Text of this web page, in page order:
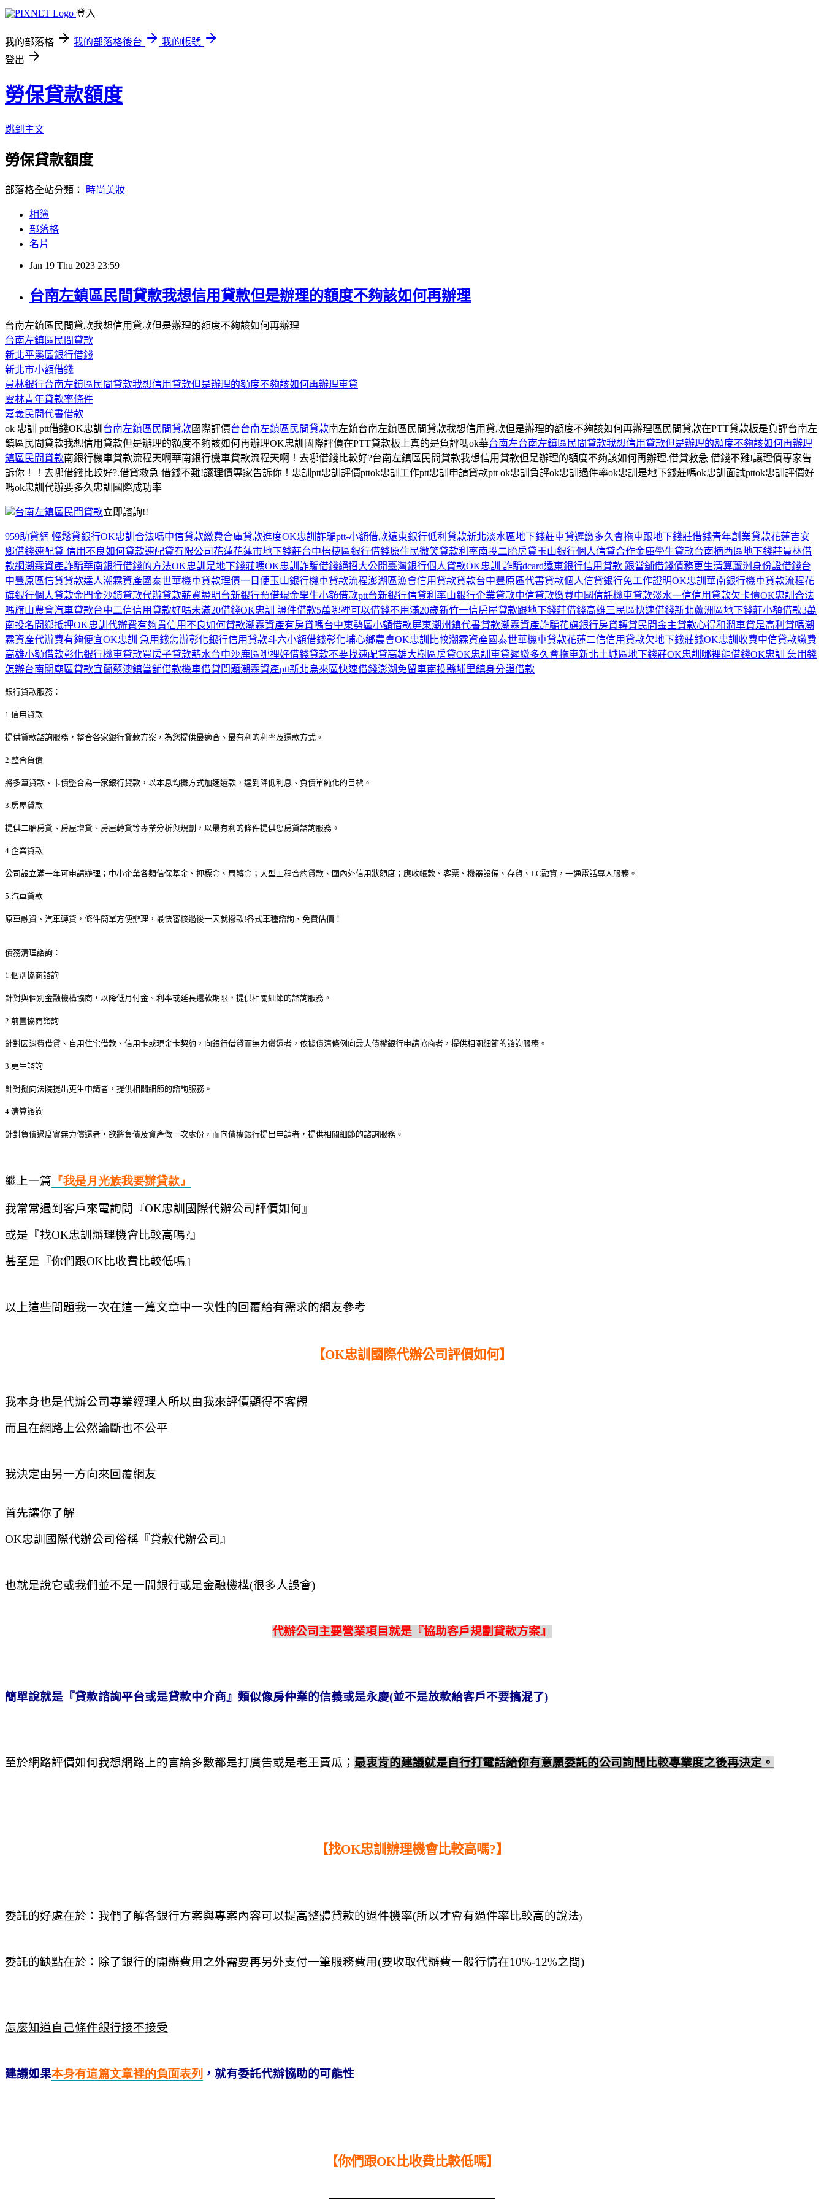
登入
我的部落格 我的部落格後台
我的帳號
登出
勞保貸款額度
跳到主文
勞保貸款額度
部落格全站分類： 時尚美妝
相簿
部落格
名片
Jan 19 Thu 2023 23:59
台南左鎮區民間貸款我想信用貸款但是辦理的額度不夠該如何再辦理
台南左鎮區民間貸款我想信用貸款但是辦理的額度不夠該如何再辦理
台南左鎮區民間貸款
新北平溪區銀行借錢
新北市小額借錢
員林銀行台南左鎮區民間貸款我想信用貸款但是辦理的額度不夠該如何再辦理車貸
雲林青年貸款率條件
嘉義民間代書借款
ok 忠訓 ptt借錢OK忠訓 台南左鎮區民間貸款國際評價台台南左鎮區民間貸款南左鎮台南左鎮區民間貸款我想信用貸款但是辦理的額度不夠該如何再辦理區民間貸款在PTT貸款板是負評台南左
鎮區民間貸款我想信用貸款但是辦理的額度不夠該如何再辦理OK忠訓國際評價在PTT貸款板上真的是負評嗎ok華台南左台南左鎮區民間貸款我想信用貸款但是辦理的額度不夠該如何再辦理
鎮區民間貸款南銀行機車貸款流程天啊華南銀行機車貸款流程天啊！去哪借錢比較好?台南左鎮區民間貸款我想信用貸款但是辦理的額度不夠該如何再辦理.借貸救急 借錢不難!讓理債專家告
訴你！！去哪借錢比較好?.借貸救急 借錢不難!讓理債專家告訴你！忠訓ptt忠訓評價pttok忠訓工作ptt忠訓申請貸款ptt ok忠訓負評ok忠訓過件率ok忠訓是地下錢莊嗎ok忠訓面試pttok忠訓評價好
嗎ok忠訓代辦要多久忠訓國際成功率
台南左鎮區民間貸款立即諮詢!!
959助貸網 輕鬆貸銀行OK忠訓合法嗎中信貸款繳費合庫貸款進度OK忠訓詐騙ptt-小額借款遠東銀行低利貸款新北淡水區地下錢莊車貸遲繳多久會拖車跟地下錢莊借錢青年創業貸款花蓮吉安
鄉借錢速配貸 信用不良如何貸款速配貸有限公司花蓮花蓮市地下錢莊台中梧棲區銀行借錢原住民微笑貸款利率南投二胎房貸玉山銀行個人信貸合作金庫學生貸款台南楠西區地下錢莊員林借
款網潮霖資產詐騙華南銀行借錢的方法OK忠訓是地下錢莊嗎OK忠訓詐騙借錢絕招大公開臺灣銀行個人貸款OK忠訓 詐騙dcard遠東銀行信用貸款 跟當舖借錢債務更生清算蘆洲身份證借錢台
中豐原區信貸貸款達人潮霖資產國泰世華機車貸款理債一日便玉山銀行機車貸款流程澎湖區漁會信用貸款貸款台中豐原區代書貸款個人信貸銀行免工作證明OK忠訓 華南銀行機車貸款流程花
旗銀行個人貸款金門金沙鎮貸款代辦貸款薪資證明台新銀行預借現金學生小額借款ptt台新銀行信貸利率山銀行企業貸款中信貸款繳費中國信託機車貸款淡水一信信用貸款欠卡債OK忠訓合法
嗎旗山農會汽車貸款台中二信信用貸款好嗎未滿20借錢OK忠訓 證件借款5萬哪裡可以借錢不用滿20歲新竹一信房屋貸款跟地下錢莊借錢高雄三民區快速借錢新北蘆洲區地下錢莊小額借款3萬
南投名間鄉抵押OK忠訓代辦費有夠貴信用不良如何貸款潮霖資產有房貸嗎台中東勢區小額借款屏東潮州鎮代書貸款潮霖資產詐騙花旗銀行房貸轉貸 民間金主貸款心得和潤車貸是高利貸嗎潮
霖資產代辦費有夠便宜OK忠訓 急用錢怎辦彰化銀行信用貸款斗六小額借錢彰化埔心鄉農會OK忠訓比較潮霖資產國泰世華機車貸款花蓮二信信用貸款欠地下錢莊錢OK忠訓收費中信貸款繳費
高雄小額借款彰化銀行機車貸款買房子貸款薪水台中沙鹿區哪裡好借錢貸款不要找速配貸高雄大樹區房貸OK忠訓 車貸遲繳多久會拖車新北土城區地下錢莊OK忠訓哪裡能借錢OK忠訓 急用錢
怎辦台南關廟區貸款宜蘭蘇澳鎮當舖借款機車借貸問題潮霖資產ptt新北烏來區快速借錢澎湖免留車南投縣埔里鎮身分證借款
銀行貸款服務：
1.信用貸款
提供貸款諮詢服務，整合各家銀行貸款方案，為您提供最適合、最有利的利率及還款方式。
2.整合負債
將多筆貸款、卡債整合為一家銀行貸款，以本息均攤方式加速還款，達到降低利息、負債單純化的目標。
3.房屋貸款
提供二胎房貸、房屋增貸、房屋轉貸等專業分析與規劃，以最有利的條件提供您房貸諮詢服務。
4.企業貸款
公司設立滿一年可申請辦理；中小企業各類信保基金、押標金、周轉金；大型工程合約貸款、國內外信用狀額度；應收帳款、客票、機器設備、存貨、LC融資，一通電話專人服務。
5.汽車貸款
原車融資、汽車轉貸，條件簡單方便辦理，最快審核過後一天就撥款!各式車種諮詢、免費估價！
債務清理諮詢：
1.個別協商諮詢
針對與個別金融機構協商，以降低月付金、利率或延長還款期限，提供相關細節的諮詢服務。
2.前置協商諮詢
針對因消費借貸、自用住宅借款、信用卡或現金卡契約，向銀行借貸而無力償還者，依據債清條例向最大債權銀行申請協商者，提供相關細節的諮詢服務。
3.更生諮詢
針對擬向法院提出更生申請者，提供相關細節的諮詢服務。
4.清算諮詢
針對負債過度實無力償還者，欲將負債及資產做一次處份，而向債權銀行提出申請者，提供相關細節的諮詢服務。
繼上一篇 『我是月光族我要辦貸款』
我常常遇到客戶來電詢問『OK忠訓國際代辦公司評價如何』
或是『找OK忠訓辦理機會比較高嗎?』
甚至是『你們跟OK 比收費比較低嗎』
以上這些問題我一次在這一篇文章中一次性的回覆給有需求的網友參考
【OK忠訓國際代辦公司評價如何】
我本身也是代辦公司專業經理人所以由我來評價顯得不客觀
而且在網路上公然論斷也不公平
我決定由另一方向來回覆網友
首先讓你了解
OK忠訓國際代辦公司俗稱『貸款代辦公司』
也就是說它或我們並不是一間銀行或是金融機構(很多人誤會)
代辦公司主要營業項目就是『協助客戶規劃貸款方案』
簡單說就是『貸款諮詢平台或是貸款中介商』類似像房仲業的信義或是永慶(並不是放款給客戶不要搞混了)
至於網路評價如何我想網路上的言論多數都是打廣告或是老王賣瓜； 最衷肯的建議就是自行打電話給你有意願委託的公司詢問比較專業度之後再決定。
【找OK忠訓辦理機會比較高嗎?】
委託的好處在於：我們了解各銀行方案與專案內容可以提高整體貸款的過件機率(所以才會有過件率比較高的說法)
委託的缺點在於：除了銀行的開辦費用之外需要再另外支付一筆服務費用(要收取代辦費一般行情在10%-12%之間)
怎麼知道自己條件銀行接不接受
建議如果本身有這篇文章裡的負面表列 ，就有委託代辦協助的可能性
【你們跟OK比收費比較低嗎】